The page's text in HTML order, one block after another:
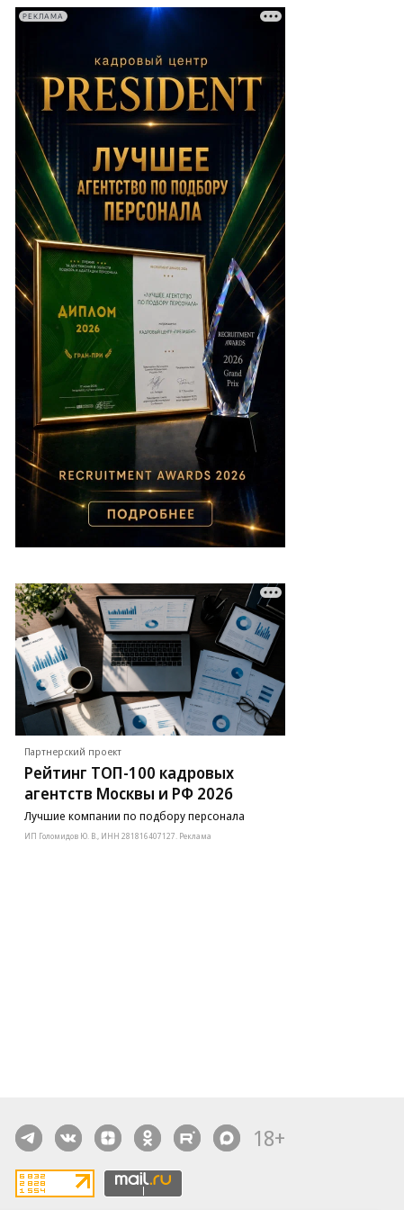
РЕКЛАМА
Партнерский проект
Рейтинг ТОП-100 кадровых
агентств Москвы и РФ 2026
Лучшие компании по подбору персонала
ИП Голомидов Ю. В., ИНН 281816407127. Реклама
18+